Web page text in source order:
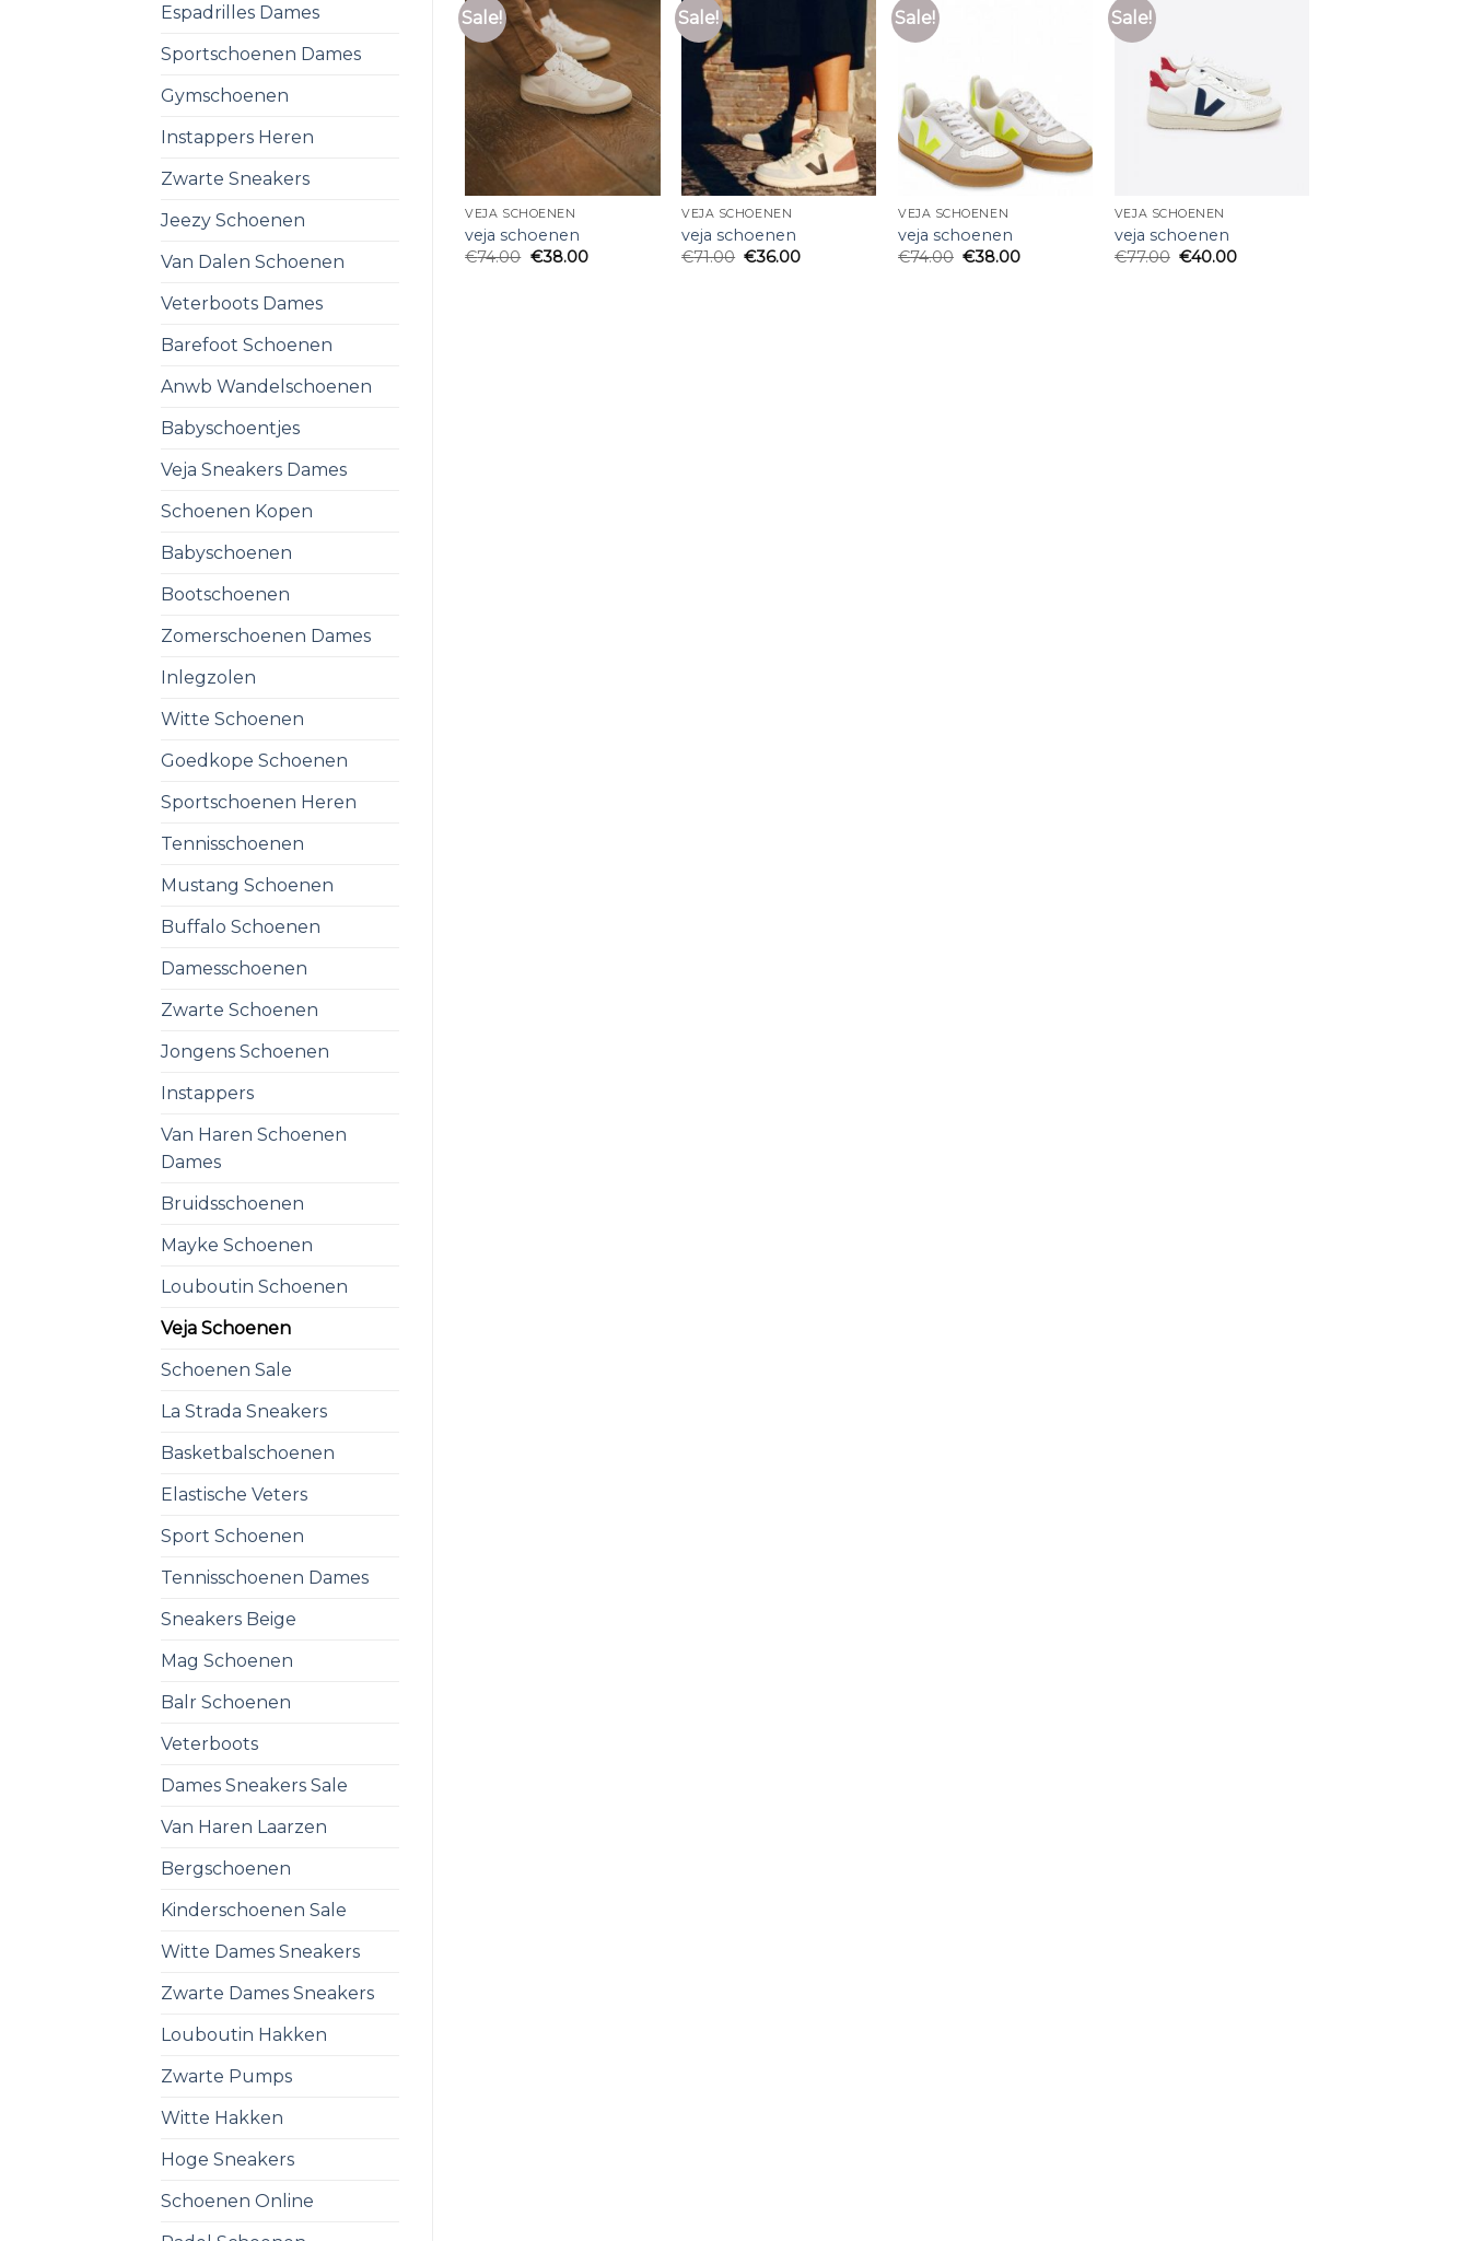
Espadrilles Dames
Sportschoenen Dames
Gymschoenen
Instappers Heren
Zwarte Sneakers
Jeezy Schoenen
Van Dalen Schoenen
Veterboots Dames
Barefoot Schoenen
Anwb Wandelschoenen
Babyschoentjes
Veja Sneakers Dames
Schoenen Kopen
Babyschoenen
Bootschoenen
Zomerschoenen Dames
Inlegzolen
Witte Schoenen
Goedkope Schoenen
Sportschoenen Heren
Tennisschoenen
Mustang Schoenen
Buffalo Schoenen
Damesschoenen
Zwarte Schoenen
Jongens Schoenen
Instappers
Van Haren Schoenen
Dames
Bruidsschoenen
Mayke Schoenen
Louboutin Schoenen
Veja Schoenen
Schoenen Sale
La Strada Sneakers
Basketbalschoenen
Elastische Veters
Sport Schoenen
Tennisschoenen Dames
Sneakers Beige
Mag Schoenen
Balr Schoenen
Veterboots
Dames Sneakers Sale
Van Haren Laarzen
Bergschoenen
Kinderschoenen Sale
Witte Dames Sneakers
Zwarte Dames Sneakers
Louboutin Hakken
Zwarte Pumps
Witte Hakken
Hoge Sneakers
Schoenen Online
Sale!
VEJA SCHOENEN
veja schoenen
€74.00 €38.00
Sale!
VEJA SCHOENEN
veja schoenen
€71.00 €36.00
Sale!
VEJA SCHOENEN
veja schoenen
€74.00 €38.00
Sale!
VEJA SCHOENEN
veja schoenen
€77.00 €40.00